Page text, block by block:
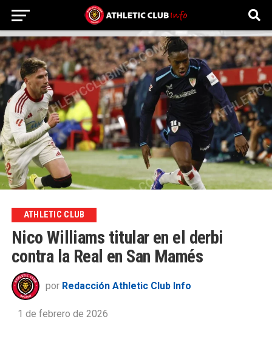
ATHLETIC CLUB
Nico Williams titular en el derbi
contra la Real en San Mamés
por Redacción Athletic Club Info
1 de febrero de 2026